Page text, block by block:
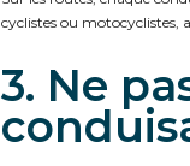
cyclistes ou motocyclistes,
3. Ne